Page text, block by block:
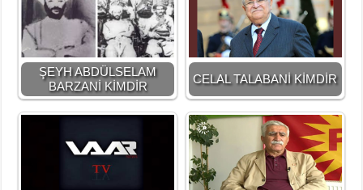
ŞEYH ABDÜLSELAM
BARZANİ KİMDİR
CELAL TALABANİ KİMDİR